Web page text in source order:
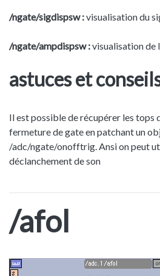
/ngate/sigdispsw :visualisation du
/ngate/ampdispsw :visualisation de
astuces et
Il est possible de récupérer les tops
fermeture de gate en patchant un
/adc/ngate/onofftrig. Ansi on peut
déclanchement de son
/afol